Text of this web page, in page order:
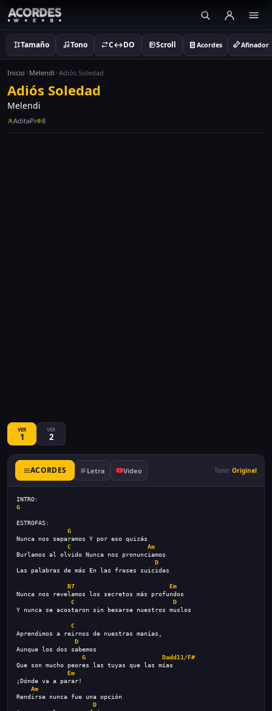
Tamaño Tono C↔DO Scroll Acordes Afinador
Inicio Melendi Adiós Soledad
Adiós Soledad
Melendi
AditaPi 8
VER
1
VER
2
ACORDES Letra Video Tono: Original
INTRO:
G
ESTROFAS:
G
Nunca nos separamos Y por eso quizás
C
Am
Burlamos al olvido Nunca nos pronunciamos
D
Las palabras de más En las frases suicidas
B7
Em
Nunca nos revelamos los secretos más profundos
C
D
Y nunca se acostaron sin besarse nuestros muslos
C
Aprendimos a reirnos de nuestras manías,
D
Aunque los dos sabemos
G
Dadd11/F#
Que son mucho peores las tuyas que las mías
Em
¡Dónde va a parar!
Am
Rendirse nunca fue una opción
D